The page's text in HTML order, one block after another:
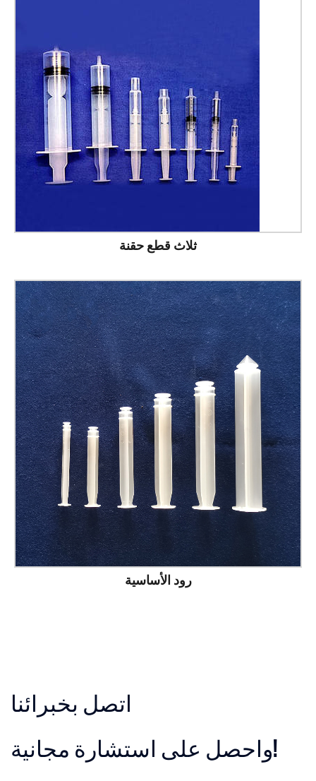
ثلاث قطع حقنة
رود الأساسية
اتصل بخبرائنا
واحصل على استشارة مجانية!